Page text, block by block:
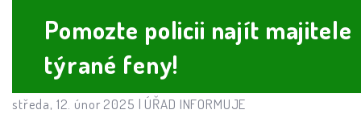
Pomozte policii najít majitele
týrané feny!
středa, 12. únor 2025 | ÚŘAD INFORMUJE